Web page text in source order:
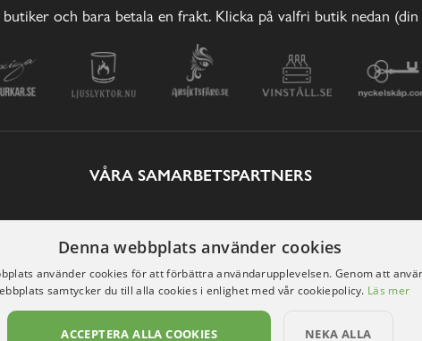
och bara betala en frakt. Klicka på valfri butik nedan
VÅRA SAMARBETSPARTNERS
Denna webbplats använder cookies
använder cookies för att förbättra användarupplevelsen. Genom att
samtycker du till alla cookies i enlighet med vår cookiepolicy. Läs mer
ACCEPTERA ALLA COOKIES NEKA ALLA